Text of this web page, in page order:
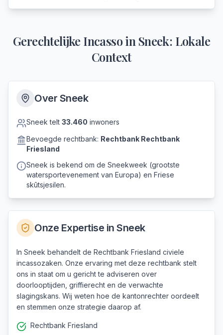
Gerechtelijke Incassoin Sneek: Lokale
Context
Over Sneek
Sneek telt 33.460 inwoners
Bevoegde rechtbank: Rechtbank Rechtbank
Friesland
Sneek is bekend om de Sneekweek (grootste
watersportevenement van Europa) en Friese
skûtsjesilen.
Onze Expertise in Sneek
In Sneek behandelt de Rechtbank Friesland civiele
incassozaken. Onze ervaring met deze rechtbank stelt
ons in staat om u gericht te adviseren over
doorlooptijden, griffierecht en de verwachte
slagingskans. Wij weten hoe de kantonrechter oordeelt
en stemmen onze strategie daarop af.
Rechtbank Friesland